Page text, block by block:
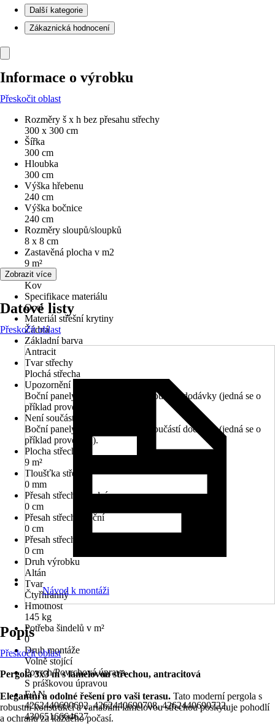
Další kategorie
Zákaznická hodnocení
Informace o výrobku
Přeskočit oblast
Rozměry š x h bez přesahu střechy
300 x 300 cm
Šířka
300 cm
Hloubka
300 cm
Výška hřebenu
240 cm
Výška bočnice
240 cm
Rozměry sloupů/sloupků
8 x 8 cm
Zastavěná plocha v m2
9 m²
Materiál
Kov
Specifikace materiálu
Ocel
Materiál střešní krytiny
Žádná
Základní barva
Antracit
Tvar střechy
Plochá střecha
Upozornění
Boční panely s lamelami nejsou součástí dodávky (jedná se o
příklad provedení).
Není součástí balení
Boční panely s lamelami nejsou součástí dodávky (jedná se o
příklad provedení).
Plocha střechy
9 m²
Tloušťka střechy
0 mm
Přesah střechy přední
0 cm
Přesah střechy boční
0 cm
Přesah střechy zadní
0 cm
Druh výrobku
Altán
Tvar
Čtyřhranný
Hmotnost
145 kg
Potřeba šindelů v m²
0
Druh montáže
Volně stojící
Povrch/Povrchová úprava
S práškovou úpravou
EAN
4262440690692, 4262440690708, 4262440690722,
4306516664627
Zobrazit více
Datové listy
Přeskočit oblast
Návod k montáži
Popis
Přeskočit oblast
Pergola 3x3 m s lamelovou střechou, antracitová
Elegantní a odolné řešení pro vaši terasu. Tato moderní pergola s
robustní konstrukcí a variabilní lamelovou střechou poskytuje pohodlí
a ochranu za každého počasí.